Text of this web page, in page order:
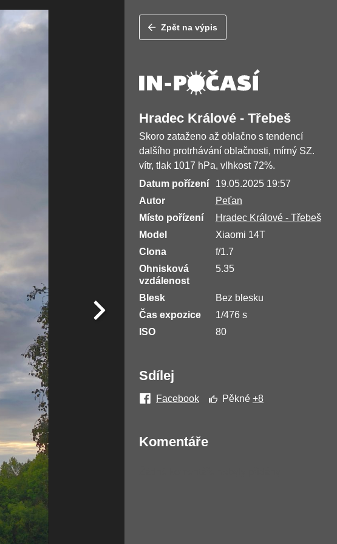
Zpět na výpis
Hradec Králové - Třebeš
Skoro zataženo až oblačno s tendencí
dalšího protrhávání oblačnosti, mírný SZ.
vítr, tlak 1017 hPa, vlhkost 72%.
Datum pořízení
19.05.2025 19:57
Autor
Peťan
Místo pořízení
Hradec Králové - Třebeš
Model
Xiaomi 14T
Clona
f/1.7
Ohnisková
vzdálenost
5.35
Blesk
Bez blesku
Čas expozice
1/476 s
ISO
80
Sdílej
Facebook Pěkné +8
Komentáře